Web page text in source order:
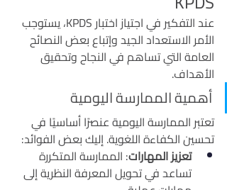
عند التفكير في اجتياز اختبار KPDS، يستوجب
الأمر الاستعداد الجيد وإتباع بعض النصائح
العامة التي تساهم في النجاح وتحقيق
الأهداف.
أهمية الممارسة اليومية
تعتبر الممارسة اليومية عنصرًا أساسيًا في
تحسين الكفاءة اللغوية. إليك بعض الفوائد:
تعزيز المهارات: الممارسة المتكررة
تساعد في تحويل المعرفة النظرية إلى